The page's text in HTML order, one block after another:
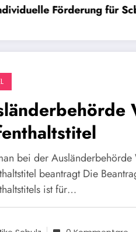
Schüler
bei der Ausländerbehörde
beantragt Die
ist für…